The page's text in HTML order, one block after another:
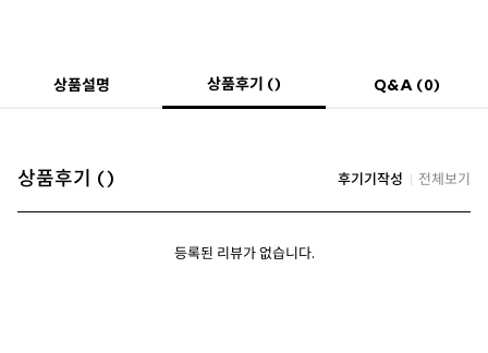
상품설명 상품후기 () Q&A (0)
상품후기 () 후기기작성 전체보기
등록된 리뷰가 없습니다.